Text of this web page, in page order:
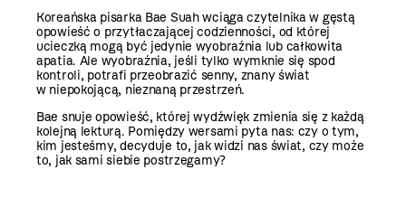
Koreańska pisarka Bae Suah wciąga czytelnika w gęstą
opowieść o przytłaczającej codzienności, od której
ucieczką mogą być jedynie wyobraźnia lub całkowita
apatia. Ale wyobraźnia, jeśli tylko wymknie się spod
kontroli, potrafi przeobrazić senny, znany świat
w niepokojącą, nieznaną przestrzeń.
Bae snuje opowieść, której wydźwięk zmienia się z każdą
kolejną lekturą. Pomiędzy wersami pyta nas: czy o tym,
kim jesteśmy, decyduje to, jak widzi nas świat, czy może
to, jak sami siebie postrzegamy?